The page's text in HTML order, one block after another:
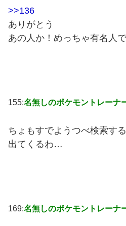
>>136
ありがとう
あの人か！めっちゃ有名人
155:名無しのポケモントレーナ
ちょもすでようつべ検索す
出てくるわ…
169:名無しのポケモントレーナ